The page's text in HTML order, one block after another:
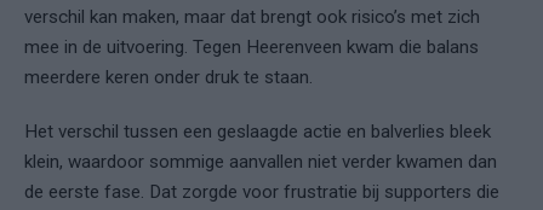
verschil kan maken, maar dat brengt ook risico’s met zich
mee in de uitvoering. Tegen Heerenveen kwam die balans
meerdere keren onder druk te staan.
Het verschil tussen een geslaagde actie en balverlies bleek
klein, waardoor sommige aanvallen niet verder kwamen dan
de eerste fase. Dat zorgde voor frustratie bij supporters die